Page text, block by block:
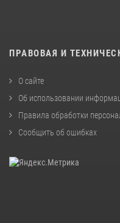
ПРАВОВАЯ И
О сайте
Об использовании
Правила обработки
Сообщить об ошибках